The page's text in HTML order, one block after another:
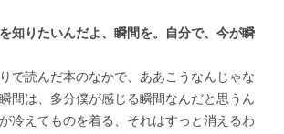
知りたいんだよ、瞬間を。自分で、今が瞬
で読んだ本のなかで、ああこうなんじゃな
間は、多分僕が感じる瞬間なんだと思うん
冷えてものを着る、それはすっと消えるわ